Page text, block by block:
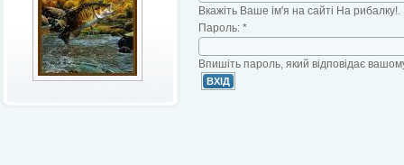
Вкажіть Ваше ім'я на сайті На рибалку!.
Пароль: *
Впишіть пароль, який відповідає